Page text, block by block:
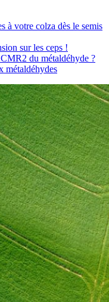
à votre colza dès le semis
sur les ceps !
du métaldéhyde ?
métaldéhydes